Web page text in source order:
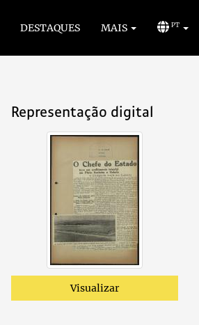
DESTAQUES MAIS PT
Representação digital
Visualizar